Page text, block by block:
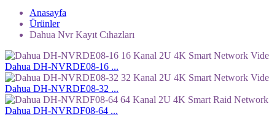
Anasayfa
Ürünler
Dahua Nvr Kayıt Cıhazları
Dahua DH-NVRDE08-16 ...
Dahua DH-NVRDE08-32 ...
Dahua DH-NVRDF08-64 ...